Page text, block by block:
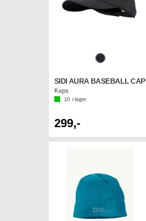
SIDI AURA BASEBALL CAP
Keps
10 i lager
299,-